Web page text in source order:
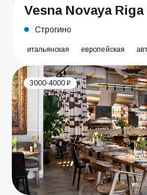
Vesna Novaya
Строгино
итальянская европейская
3000-4000 ₽